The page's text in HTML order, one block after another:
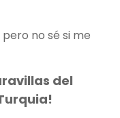
no sé si me
del